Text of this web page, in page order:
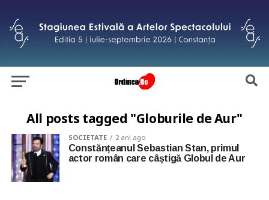
All posts tagged "Globurile de Aur"
SOCIETATE 2 ani ago
Constănțeanul Sebastian Stan, primul
actor român care câștigă Globul de Aur